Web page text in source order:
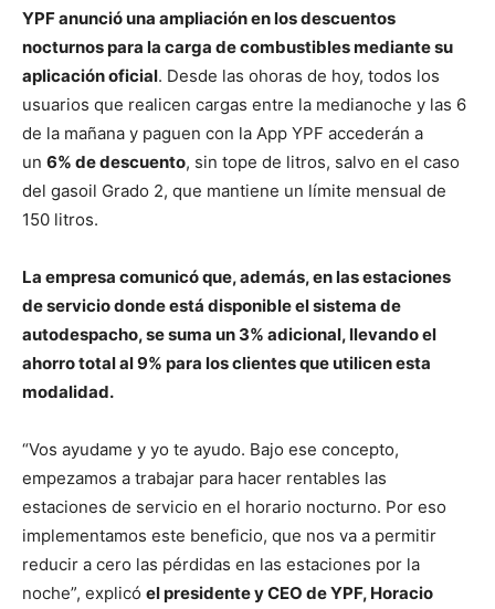
YPF anunció una ampliación en los descuentos
nocturnos para la carga de combustibles mediante su
aplicación oficial. Desde las ohoras de hoy, todos los
usuarios que realicen cargas entre la medianoche y las 6
de la mañana y paguen con la App YPF accederán a
un 6% de descuento, sin tope de litros, salvo en el caso
del gasoil Grado 2, que mantiene un límite mensual de
150 litros.
La empresa comunicó que, además, en las estaciones
de servicio donde está disponible el sistema de
autodespacho, se suma un 3% adicional, llevando el
ahorro total al 9% para los clientes que utilicen esta
modalidad.
“Vos ayudame y yo te ayudo. Bajo ese concepto,
empezamos a trabajar para hacer rentables las
estaciones de servicio en el horario nocturno. Por eso
implementamos este beneficio, que nos va a permitir
reducir a cero las pérdidas en las estaciones por la
noche”, explicó el presidente y CEO de YPF, Horacio